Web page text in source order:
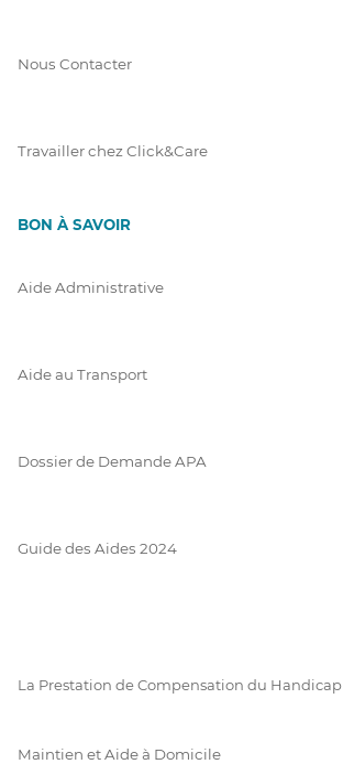
Nous Contacter
Travailler chez Click&Care
BON À SAVOIR
Aide Administrative
Aide au Transport
Dossier de Demande APA
Guide des Aides 2024
La Prestation de Compensation du Handicap
Maintien et Aide à Domicile